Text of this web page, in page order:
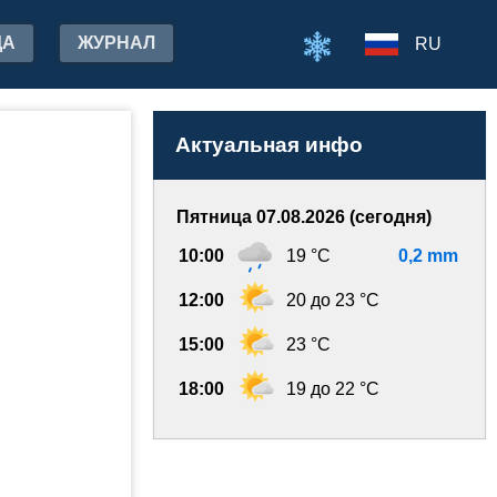
ЖУРНАЛ RU
Актуальная инфо
Пятница 07.08.2026 (сегодня)
10:00 19 °C 0,2 mm
12:00 20 до 23 °C
15:00 23 °C
18:00 19 до 22 °C